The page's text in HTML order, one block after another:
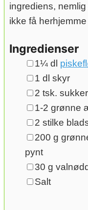
ingrediens,
ikke få
Ingredienser
▢
1¼ dl
▢
1 dl skyr
▢
2 tsk. sukker
▢
1-2 grønne
▢
2 stilke
▢
200 g
pynt
▢
30 g
▢
Salt